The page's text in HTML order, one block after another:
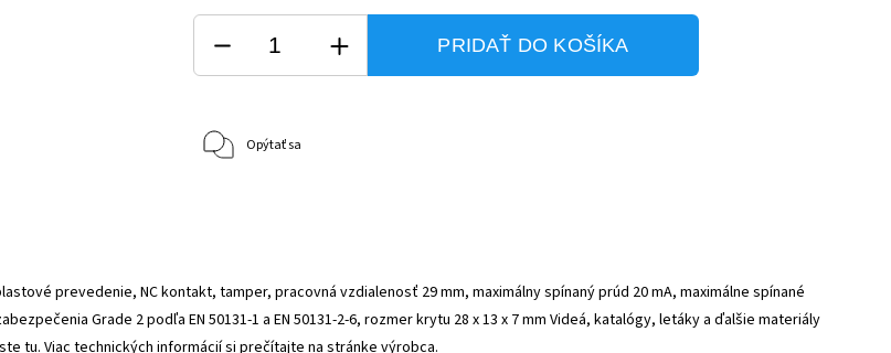
PRIDAŤ DO KOŠÍKA
Opýtať sa
prevedenie, NC kontakt, tamper, pracovná vzdialenosť 29 mm, maximálny spínaný prúd 20 mA, maximálne spínané
Grade 2 podľa EN 50131-1 a EN 50131-2-6, rozmer krytu 28 x 13 x 7 mm Videá, katalógy, letáky a ďalšie materiály
tu. Viac technických informácií si prečítajte na stránke výrobca.